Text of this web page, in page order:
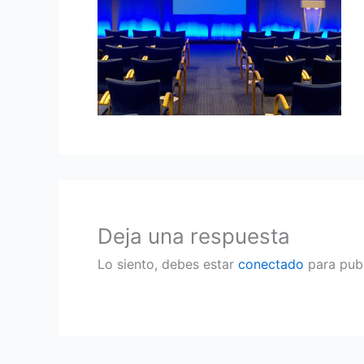
Deja una respuesta
Lo siento, debes estar conectado para